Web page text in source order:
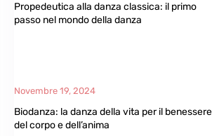
Propedeutica alla danza classica: il primo
passo nel mondo della danza
Novembre 19, 2024
Biodanza: la danza della vita per il benessere
del corpo e dell’anima